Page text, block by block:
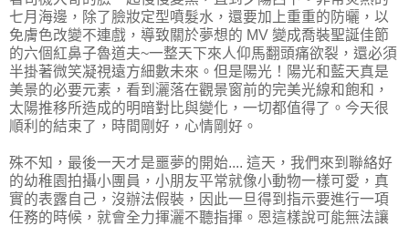
七月海邊，除了臉妝定型噴髮水，還要加上重重的防曬，以
免膚色改變不連戲，導致關於夢想的 MV 變成喬裝聖誕佳節
的六個紅鼻子魯道夫~一整天下來人仰馬翻頭痛欲裂，還必須
半掛著微笑凝視遠方細數未來。但是陽光！陽光和藍天真是
美景的必要元素，看到灑落在觀景窗前的完美光線和飽和，
太陽推移所造成的明暗對比與變化，一切都值得了。今天很
順利的結束了，時間剛好，心情剛好。
殊不知，最後一天才是噩夢的開始.... 這天，我們來到聯絡好
的幼稚園拍攝小團員，小朋友平常就像小動物一樣可愛，真
實的表露自己，沒辦法假裝，因此一旦得到指示要進行一項
任務的時候，就會全力揮灑不聽指揮。恩這樣說可能無法讓